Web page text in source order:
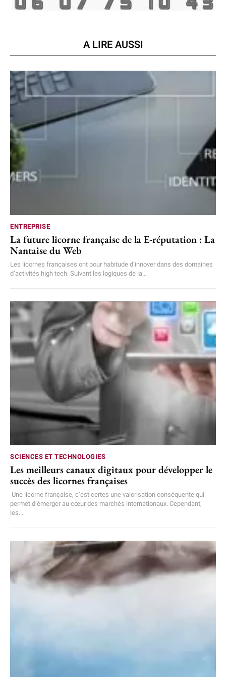
A LIRE AUSSI
ENTREPRISE
La future licorne française de la E-réputation : La
Nantaise du Web
Les licornes françaises ont pour habitude d’innover dans des domaines
d’activités high tech. Suivant les logiques de la...
SCIENCES ET TECHNOLOGIES
Les meilleurs canaux digitaux pour développer le
succès des licornes françaises
Une licorne française, c’est certes une valorisation conséquente qui
permet d’émerger au cœur des marchés internationaux. Cependant,
les...